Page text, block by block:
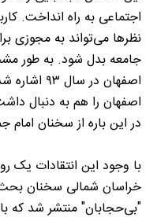
اجتماعی به راه انداخت.
نظر‌ها می‌تواند به مجوزی
جامعه بدل شود. به طور
اصفهان
اصفهان را هم به دنبال
در این باره از سخنان امام
با وجود این انتقادات یک
خراسان شمالی سخنان بحث
"بی‌حجابان" منتشر شد که